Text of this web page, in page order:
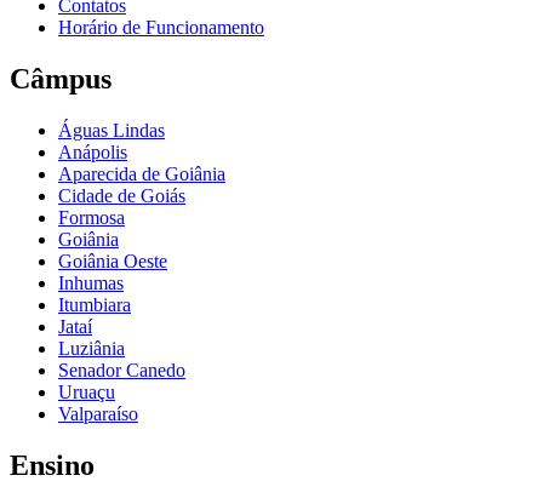
Contatos
Horário de Funcionamento
Câmpus
Águas Lindas
Anápolis
Aparecida de Goiânia
Cidade de Goiás
Formosa
Goiânia
Goiânia Oeste
Inhumas
Itumbiara
Jataí
Luziânia
Senador Canedo
Uruaçu
Valparaíso
Ensino